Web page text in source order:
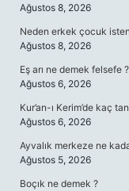
Ağustos 8, 2026
Neden erkek çocuk
Ağustos 8, 2026
Eş arı ne demek felsefe ?
Ağustos 6, 2026
Kur’an-ı Kerim’de kaç
Ağustos 6, 2026
Ayvalık merkeze ne
Ağustos 5, 2026
Boçık ne demek ?